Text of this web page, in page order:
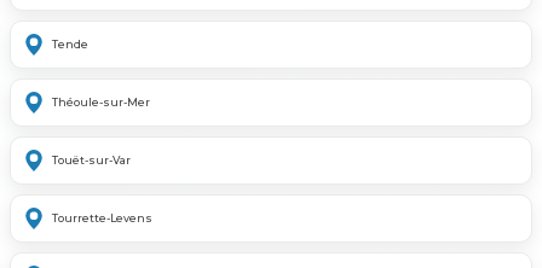
Tende
Théoule-sur-Mer
Touët-sur-Var
Tourrette-Levens